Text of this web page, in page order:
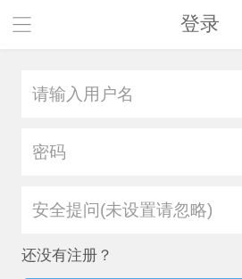
登录
安全提问(未设置请忽略)
还没有注册？